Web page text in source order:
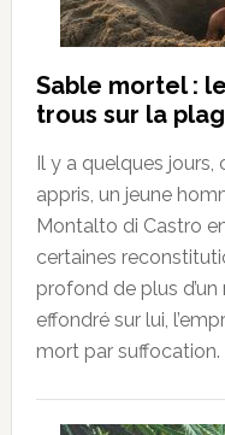
Sable mortel :
trous sur la
Il y a quelques
appris, un jeune
Montalto di Castro
certaines
profond de plus
effondré sur lui,
mort par suffocation.